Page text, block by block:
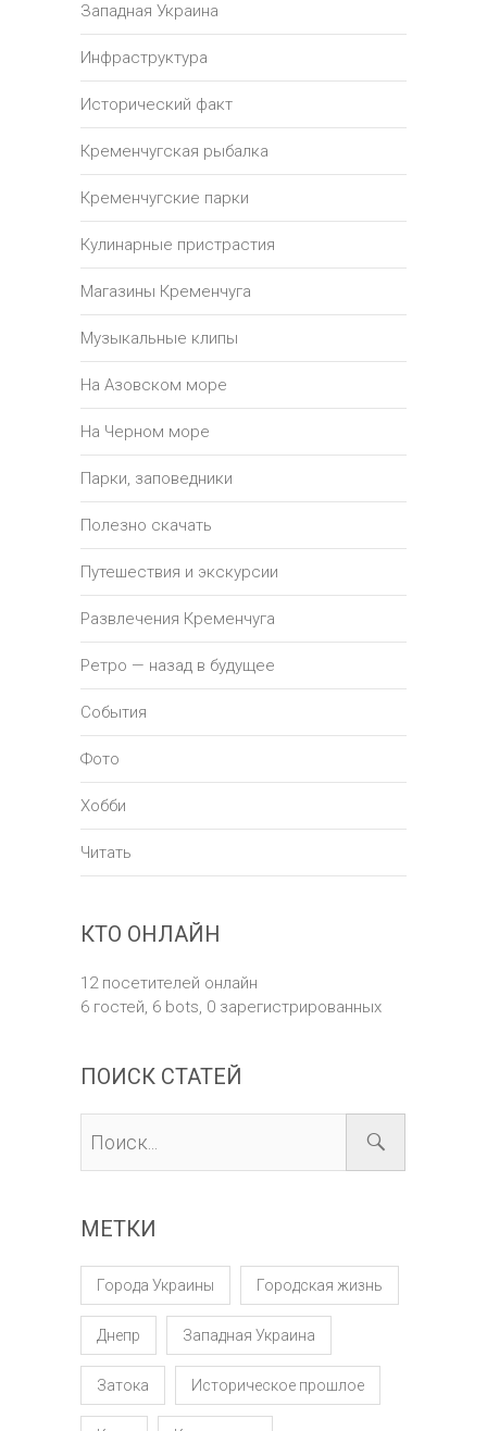
Западная Украина
Инфраструктура
Исторический факт
Кременчугская рыбалка
Кременчугские парки
Кулинарные пристрастия
Магазины Кременчуга
Музыкальные клипы
На Азовском море
На Черном море
Парки, заповедники
Полезно скачать
Путешествия и экскурсии
Развлечения Кременчуга
Ретро — назад в будущее
События
Фото
Хобби
Читать
КТО ОНЛАЙН
12 посетителей онлайн
6 гостей, 6 bots, 0 зарегистрированных
ПОИСК СТАТЕЙ
МЕТКИ
Города Украины Городская жизнь
Днепр Западная Украина
Затока Историческое прошлое